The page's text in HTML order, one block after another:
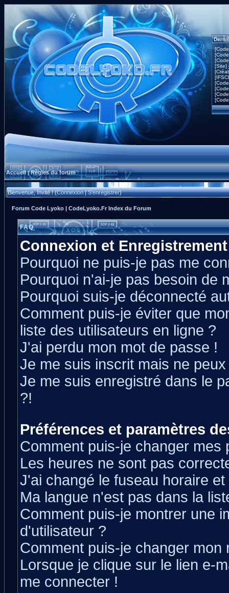
[Site]
Accueil|Règles du forum
Bienvenue, Invité ! (Connexion|S'enregistrer)
Forum Code Lyoko | CodeLyoko.Fr Index du Forum
FAQ
Connexion et Enregistrement
Pourquoi ne puis-je pas me
Pourquoi n'ai-je pas besoin de
Pourquoi suis-je déconnecté
Comment puis-je éviter que
liste des utilisateurs en ligne ?
J'ai perdu mon mot de passe !
Je me suis inscrit mais ne
Je me suis enregistré dans le
?!
Préférences et paramètres
Comment puis-je changer mes
Les heures ne sont pas
J'ai changé le fuseau horaire
Ma langue n'est pas dans la
Comment puis-je montrer une
d'utilisateur ?
Comment puis-je changer mon
Lorsque je clique sur le lien e-
me connecter !